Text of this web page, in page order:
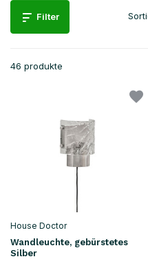
Filter
46 produkte
House Doctor
Wandleuchte, gebürstetes
Silber